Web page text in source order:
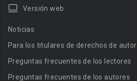
Versión web
Noticias
Para los titulares de derechos de autor
Preguntas frecuentes de los lectores
Preguntas frecuentes de los autores